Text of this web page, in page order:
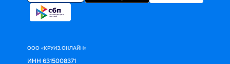
ООО «КРУИЗ.ОНЛАЙН»
ИНН 6315008371